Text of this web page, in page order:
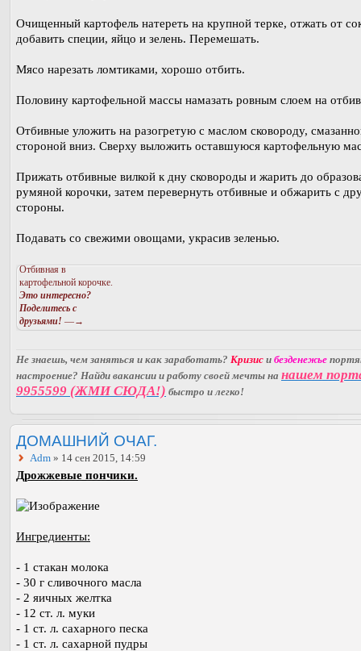
Очищенный картофель натереть на крупной терке, отжать от
добавить специи, яйцо и зелень. Перемешать.
Мясо нарезать ломтиками, хорошо отбить.
Половину картофельной массы намазать ровным слоем на
Отбивные уложить на разогретую с маслом сковороду,
стороной вниз. Сверху выложить оставшуюся картофельную
Прижать отбивные вилкой к дну сковороды и жарить до
румяной корочки, затем перевернуть отбивные и обжарить с
стороны.
Подавать со свежими овощами, украсив зеленью.
Отбивная в
картофельной корочке.
Это интересно?
Поделитесь с
друзьями! —→
Не знаешь, чем заняться и как заработать? Кризис и безденежье
настроение? Найди вакансии и работу своей мечты на нашем
9955599 (ЖМИ СЮДА!) быстро и легко!
ДОМАШНИЙ ОЧАГ.
Adm » 14 сен 2015, 14:59
Дрожжевые пончики.
Ингредиенты:
- 1 стакан молока
- 30 г сливочного масла
- 2 яичных желтка
- 12 ст. л. муки
- 1 ст. л. сахарного песка
- 1 ст. л. сахарной пудры